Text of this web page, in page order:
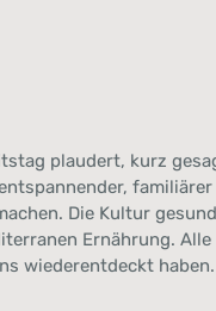
plaudert, kurz
familiärer
Die Kultur
Ernährung.
wiederentdeckt haben.